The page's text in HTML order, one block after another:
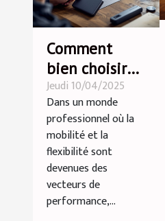
Comment
bien choisir
ses
équipements
audio sans fil
pour
professionnels
Jeudi 10/04/2025
Dans un monde
professionnel où la
mobilité et la
flexibilité sont
devenues des
vecteurs de
performance,...